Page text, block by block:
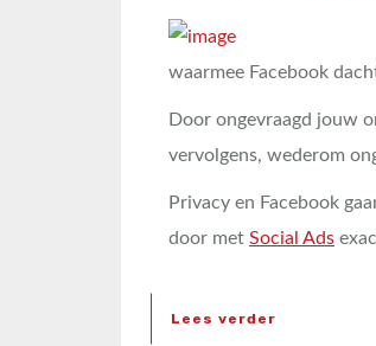
waarmee Facebook
Door ongevraagd jouw
vervolgens, wederom
Privacy en Facebook
door met Social Ads
Lees verder